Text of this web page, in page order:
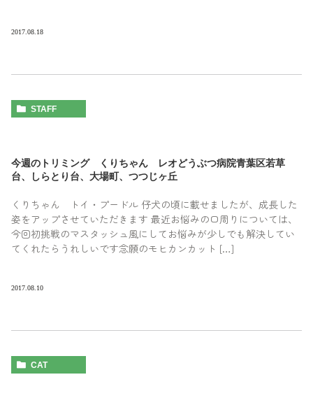
2017.08.18
STAFF
今週のトリミング くりちゃん レオどうぶつ病院青葉区若草
台、しらとり台、大場町、つつじヶ丘
くりちゃん トイ・プードル 仔犬の頃に載せましたが、成長した
姿をアップさせていただきます 最近お悩みの口周りについては、
今回初挑戦のマスタッシュ風にしてお悩みが少しでも解決してい
てくれたらうれしいです念願のモヒカンカット […]
2017.08.10
CAT